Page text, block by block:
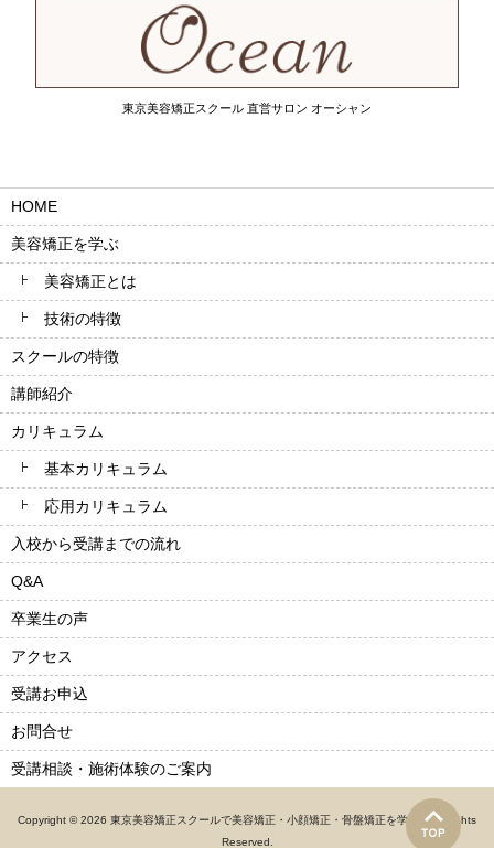
東京美容矯正スクール 直営サロン オーシャン
HOME
美容矯正を学ぶ
美容矯正とは
技術の特徴
スクールの特徴
講師紹介
カリキュラム
基本カリキュラム
応用カリキュラム
入校から受講までの流れ
Q&A
卒業生の声
アクセス
受講お申込
お問合せ
受講相談・施術体験のご案内
Copyright © 2026 東京美容矯正スクールで美容矯正・小顔矯正・骨盤矯正を学ぶ！ All rights
Reserved.